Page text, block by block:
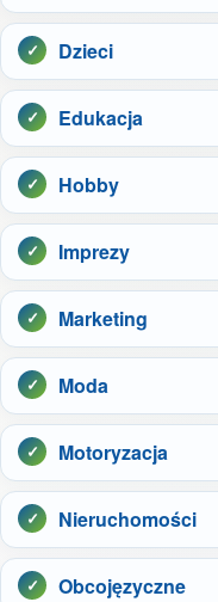
Dzieci
Edukacja
Hobby
Imprezy
Marketing
Moda
Motoryzacja
Nieruchomości
Obcojęzyczne